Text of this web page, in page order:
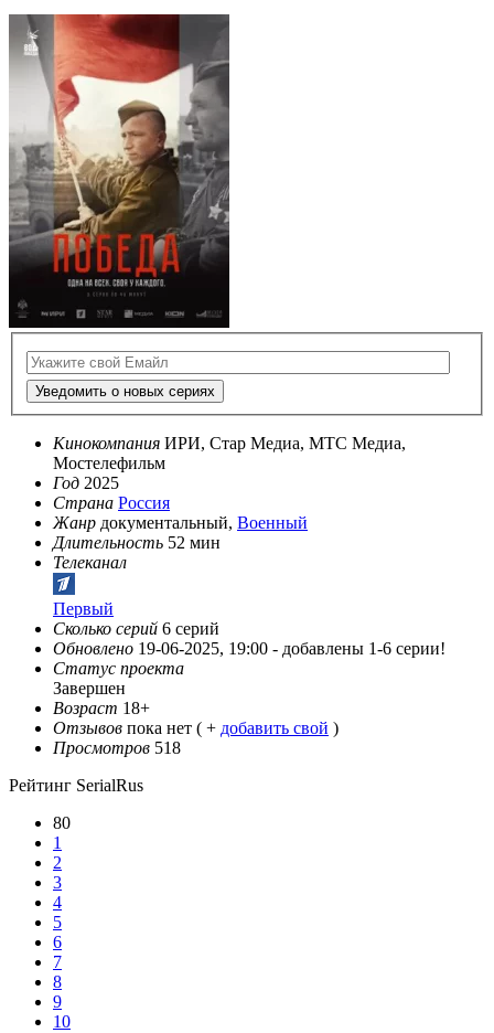
Уведомить о новых сериях
Кинокомпания ИРИ, Стар Медиа, МТС Медиа,
Мостелефильм
Год 2025
Страна Россия
Жанр документальный, Военный
Длительность 52 мин
Телеканал
Первый
Сколько серий 6 серий
Обновлено 19-06-2025, 19:00 - добавлены 1-6 серии!
Статус проекта
Завершен
Возраст 18+
Отзывов пока нет ( + добавить свой )
Просмотров 518
Рейтинг SerialRus
80
1
2
3
4
5
6
7
8
9
10